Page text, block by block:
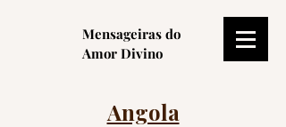
Mensageiras do
Amor Divino
Angola